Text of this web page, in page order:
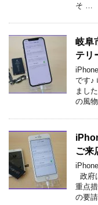
そ …
岐阜
テリ
です♪
まし
の風
ご来
政府
重点
の要